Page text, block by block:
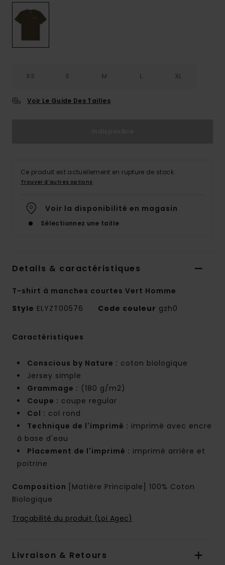
XS S M L XL
Voir Le Guide Des Tailles
Ce produit est actuellement en rupture de stock.
Trouver d'autres options
Voir la disponibilité en magasin
Sélectionnez une taille
Details & caractéristiques
T-shirt à manches courtes Vert Homme
Style ELYZT00576 Code couleur gzh0
Caractéristiques
Conscious by Nature : coton biologique
Jersey simple
Grammage : (180 g/m2)
Coupe : coupe regular
Col : col rond
Technique de l'imprimé : imprimé avec encre
à base d'eau
Placement de l'imprimé : imprimé arrière et
poitrine
Composition
[Matière Principale] 100% Coton
Biologique
Traçabilité du produit (Loi Agec)
Livraison & Retours